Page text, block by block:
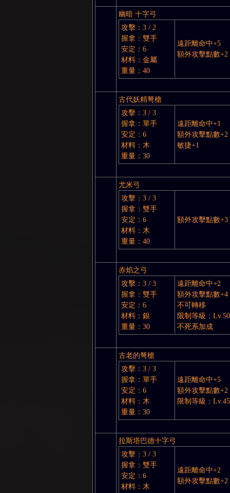
幽暗 十字弓
攻擊：3 / 2
握拿：雙手
安定：6
材料：金屬
重量：40
遠距離命中+5
額外攻擊點數+2
古代妖精弩槍
攻擊：3 / 3
握拿：單手
安定：6
材料：木
重量：30
遠距離命中+1
額外攻擊點數+2
敏捷+1
尤米弓
攻擊：3 / 3
握拿：雙手
安定：6
材料：木
重量：40
額外攻擊點數+3
赤焰之弓
攻擊：3 / 3
握拿：雙手
安定：6
材料：銀
重量：30
遠距離命中+2
額外攻擊點數+4
不可轉移
限制等級：Lv.50
不死系加成
古老的弩槍
攻擊：3 / 3
握拿：單手
安定：6
材料：木
重量：30
遠距離命中+5
額外攻擊點數+2
限制等級：Lv.45
拉斯塔巴德十字弓
攻擊：3 / 3
握拿：雙手
安定：6
材料：木
遠距離命中+2
額外攻擊點數+2